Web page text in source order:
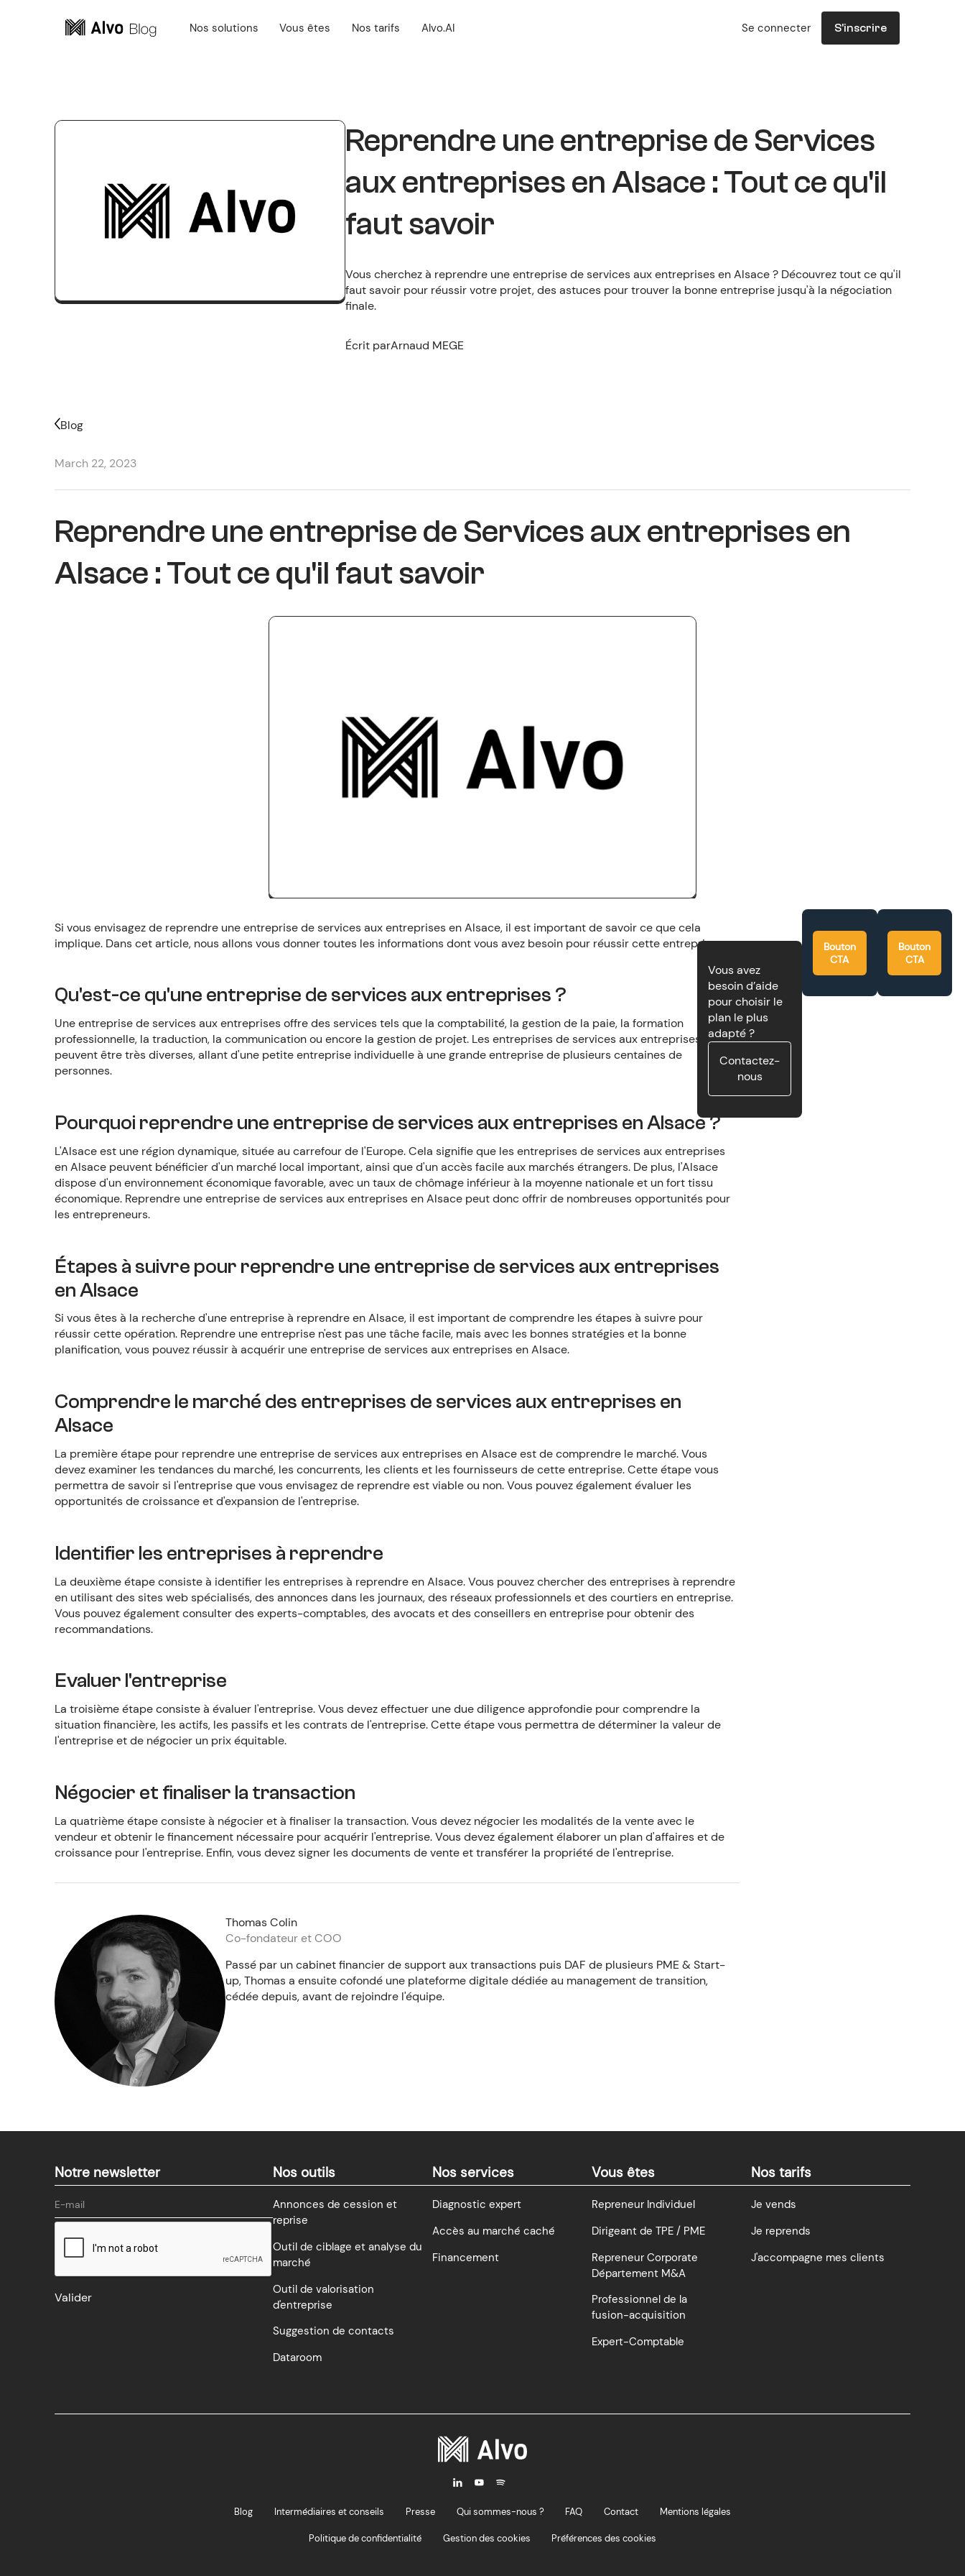
Nos solutions Vous êtes Nos tarifs Alvo.AI Se connecter S'inscrire
Reprendre une entreprise de Services
aux entreprises en Alsace : Tout ce qu'il
faut savoir
Vous cherchez à reprendre une entreprise de services aux entreprises en Alsace ? Découvrez tout ce qu'il
faut savoir pour réussir votre projet, des astuces pour trouver la bonne entreprise jusqu'à la négociation
finale.
Écrit parArnaud MEGE
Blog
March 22, 2023
Reprendre une entreprise de Services aux entreprises en
Alsace : Tout ce qu'il faut savoir
Si vous envisagez de reprendre une entreprise de services aux entreprises en Alsace, il est important de savoir ce que cela
implique. Dans cet article, nous allons vous donner toutes les informations dont vous avez besoin pour réussir cette entreprise.
Qu'est-ce qu'une entreprise de services aux entreprises ?
Une entreprise de services aux entreprises offre des services tels que la comptabilité, la gestion de la paie, la formation
professionnelle, la traduction, la communication ou encore la gestion de projet. Les entreprises de services aux entreprises
peuvent être très diverses, allant d'une petite entreprise individuelle à une grande entreprise de plusieurs centaines de
personnes.
Pourquoi reprendre une entreprise de services aux entreprises en Alsace ?
L'Alsace est une région dynamique, située au carrefour de l'Europe. Cela signifie que les entreprises de services aux entreprises
en Alsace peuvent bénéficier d'un marché local important, ainsi que d'un accès facile aux marchés étrangers. De plus, l'Alsace
dispose d'un environnement économique favorable, avec un taux de chômage inférieur à la moyenne nationale et un fort tissu
économique. Reprendre une entreprise de services aux entreprises en Alsace peut donc offrir de nombreuses opportunités pour
les entrepreneurs.
Étapes à suivre pour reprendre une entreprise de services aux entreprises
en Alsace
Si vous êtes à la recherche d'une entreprise à reprendre en Alsace, il est important de comprendre les étapes à suivre pour
réussir cette opération. Reprendre une entreprise n'est pas une tâche facile, mais avec les bonnes stratégies et la bonne
planification, vous pouvez réussir à acquérir une entreprise de services aux entreprises en Alsace.
Comprendre le marché des entreprises de services aux entreprises en
Alsace
La première étape pour reprendre une entreprise de services aux entreprises en Alsace est de comprendre le marché. Vous
devez examiner les tendances du marché, les concurrents, les clients et les fournisseurs de cette entreprise. Cette étape vous
permettra de savoir si l'entreprise que vous envisagez de reprendre est viable ou non. Vous pouvez également évaluer les
opportunités de croissance et d'expansion de l'entreprise.
Identifier les entreprises à reprendre
La deuxième étape consiste à identifier les entreprises à reprendre en Alsace. Vous pouvez chercher des entreprises à reprendre
en utilisant des sites web spécialisés, des annonces dans les journaux, des réseaux professionnels et des courtiers en entreprise.
Vous pouvez également consulter des experts-comptables, des avocats et des conseillers en entreprise pour obtenir des
recommandations.
Evaluer l'entreprise
La troisième étape consiste à évaluer l'entreprise. Vous devez effectuer une due diligence approfondie pour comprendre la
situation financière, les actifs, les passifs et les contrats de l'entreprise. Cette étape vous permettra de déterminer la valeur de
l'entreprise et de négocier un prix équitable.
Négocier et finaliser la transaction
La quatrième étape consiste à négocier et à finaliser la transaction. Vous devez négocier les modalités de la vente avec le
vendeur et obtenir le financement nécessaire pour acquérir l'entreprise. Vous devez également élaborer un plan d'affaires et de
croissance pour l'entreprise. Enfin, vous devez signer les documents de vente et transférer la propriété de l'entreprise.
Thomas Colin
Co-fondateur et COO
Passé par un cabinet financier de support aux transactions puis DAF de plusieurs PME & Start-
up, Thomas a ensuite cofondé une plateforme digitale dédiée au management de transition,
cédée depuis, avant de rejoindre l'équipe.
Vous avez
besoin d’aide
pour choisir le
plan le plus
adapté ?
Contactez-
nous
Bouton
CTA
Bouton
CTA
Notre newsletter Nos outils
Annonces de cession et
reprise
Outil de ciblage et analyse du
marché
Outil de valorisation
d'entreprise
Suggestion de contacts
Dataroom
Nos services
Diagnostic expert
Accès au marché caché
Financement
Vous êtes
Repreneur Individuel
Dirigeant de TPE / PME
Repreneur Corporate
Département M&A
Professionnel de la
fusion-acquisition
Expert-Comptable
Nos tarifs
Je vends
Je reprends
J'accompagne mes clients
i y M
Blog Intermédiaires et conseils Presse Qui sommes-nous ? FAQ Contact Mentions légales
Politique de confidentialité Gestion des cookies Préférences des cookies